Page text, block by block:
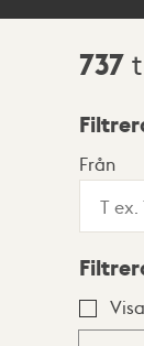
737
Lista
Från